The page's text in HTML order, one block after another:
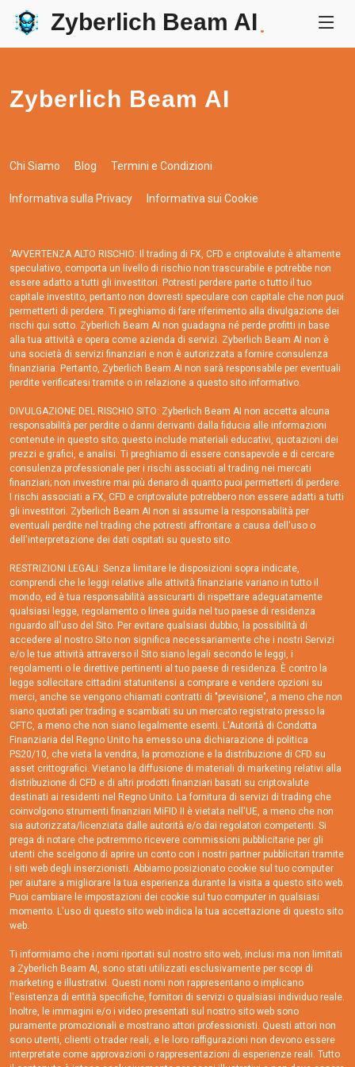
Zyberlich Beam AI.
Zyberlich Beam AI
Chi Siamo Blog Termini e Condizioni
Informativa sulla Privacy Informativa sui Cookie
'AVVERTENZA ALTO RISCHIO: Il trading di FX, CFD e criptovalute è altamente
speculativo, comporta un livello di rischio non trascurabile e potrebbe non
essere adatto a tutti gli investitori. Potresti perdere parte o tutto il tuo
capitale investito, pertanto non dovresti speculare con capitale che non puoi
permetterti di perdere. Ti preghiamo di fare riferimento alla divulgazione dei
rischi qui sotto. Zyberlich Beam AI non guadagna né perde profitti in base
alla tua attività e opera come azienda di servizi. Zyberlich Beam AI non è
una società di servizi finanziari e non è autorizzata a fornire consulenza
finanziaria. Pertanto, Zyberlich Beam AI non sarà responsabile per eventuali
perdite verificatesi tramite o in relazione a questo sito informativo.
DIVULGAZIONE DEL RISCHIO SITO: Zyberlich Beam AI non accetta alcuna
responsabilità per perdite o danni derivanti dalla fiducia alle informazioni
contenute in questo sito; questo include materiali educativi, quotazioni dei
prezzi e grafici, e analisi. Ti preghiamo di essere consapevole e di cercare
consulenza professionale per i rischi associati al trading nei mercati
finanziari; non investire mai più denaro di quanto puoi permetterti di perdere.
I rischi associati a FX, CFD e criptovalute potrebbero non essere adatti a tutti
gli investitori. Zyberlich Beam AI non si assume la responsabilità per
eventuali perdite nel trading che potresti affrontare a causa dell'uso o
dell'interpretazione dei dati ospitati su questo sito.
RESTRIZIONI LEGALI: Senza limitare le disposizioni sopra indicate,
comprendi che le leggi relative alle attività finanziarie variano in tutto il
mondo, ed è tua responsabilità assicurarti di rispettare adeguatamente
qualsiasi legge, regolamento o linea guida nel tuo paese di residenza
riguardo all'uso del Sito. Per evitare qualsiasi dubbio, la possibilità di
accedere al nostro Sito non significa necessariamente che i nostri Servizi
e/o le tue attività attraverso il Sito siano legali secondo le leggi, i
regolamenti o le direttive pertinenti al tuo paese di residenza. È contro la
legge sollecitare cittadini statunitensi a comprare e vendere opzioni su
merci, anche se vengono chiamati contratti di "previsione", a meno che non
siano quotati per trading e scambiati su un mercato registrato presso la
CFTC, a meno che non siano legalmente esenti. L'Autorità di Condotta
Finanziaria del Regno Unito ha emesso una dichiarazione di politica
PS20/10, che vieta la vendita, la promozione e la distribuzione di CFD su
asset crittografici. Vietano la diffusione di materiali di marketing relativi alla
distribuzione di CFD e di altri prodotti finanziari basati su criptovalute
destinati ai residenti nel Regno Unito. La fornitura di servizi di trading che
coinvolgono strumenti finanziari MiFID II è vietata nell'UE, a meno che non
sia autorizzata/licenziata dalle autorità e/o dai regolatori competenti. Si
prega di notare che potremmo ricevere commissioni pubblicitarie per gli
utenti che scelgono di aprire un conto con i nostri partner pubblicitari tramite
i siti web degli inserzionisti. Abbiamo posizionato cookie sul tuo computer
per aiutare a migliorare la tua esperienza durante la visita a questo sito web.
Puoi cambiare le impostazioni dei cookie sul tuo computer in qualsiasi
momento. L'uso di questo sito web indica la tua accettazione di questo sito
web.
Ti informiamo che i nomi riportati sul nostro sito web, inclusi ma non limitati
a Zyberlich Beam AI, sono stati utilizzati esclusivamente per scopi di
marketing e illustrativi. Questi nomi non rappresentano o implicano
l'esistenza di entità specifiche, fornitori di servizi o qualsiasi individuo reale.
Inoltre, le immagini e/o i video presentati sul nostro sito web sono
puramente promozionali e mostrano attori professionisti. Questi attori non
sono utenti, clienti o trader reali, e le loro raffigurazioni non devono essere
interpretate come approvazioni o rappresentazioni di esperienze reali. Tutto